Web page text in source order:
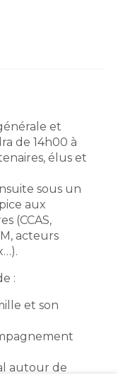
et
de 14h00 à
élus et
sous un
aux
(CCAS,
acteurs
:
et son
autour de